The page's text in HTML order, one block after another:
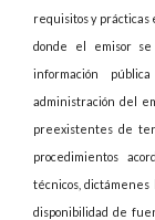
requisitos y prácticas
donde el emisor
información
administración del
preexistentes de
procedimientos
técnicos, dictámenes
disponibilidad de